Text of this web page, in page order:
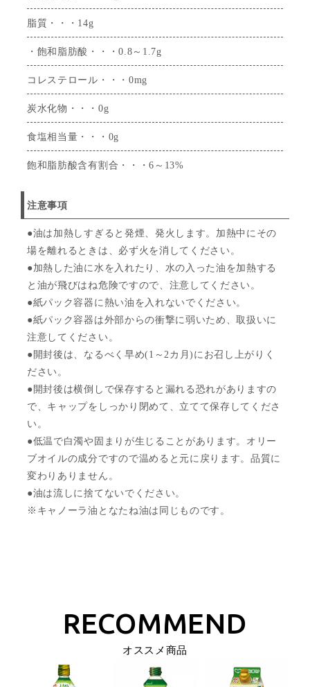
脂質・・・14g
・飽和脂肪酸・・・0.8～1.7g
コレステロール・・・0mg
炭水化物・・・0g
食塩相当量・・・0g
飽和脂肪酸含有割合・・・6～13%
注意事項
●油は加熱しすぎると発煙、発火します。加熱中にその
場を離れるときは、必ず火を消してください。
●加熱した油に水を入れたり、水の入った油を加熱する
と油が飛びはね危険ですので、注意してください。
●紙パック容器に熱い油を入れないでください。
●紙パック容器は外部からの衝撃に弱いため、取扱いに
注意してください。
●開封後は、なるべく早め(1～2カ月)にお召し上がりく
ださい。
●開封後は横倒しで保存すると漏れる恐れがありますの
で、キャップをしっかり閉めて、立てて保存してくださ
い。
●低温で白濁や固まりが生じることがあります。オリー
ブオイルの成分ですので温めると元に戻ります。品質に
変わりありません。
●油は流しに捨てないでください。
※キャノーラ油となたね油は同じものです。
オススメ商品